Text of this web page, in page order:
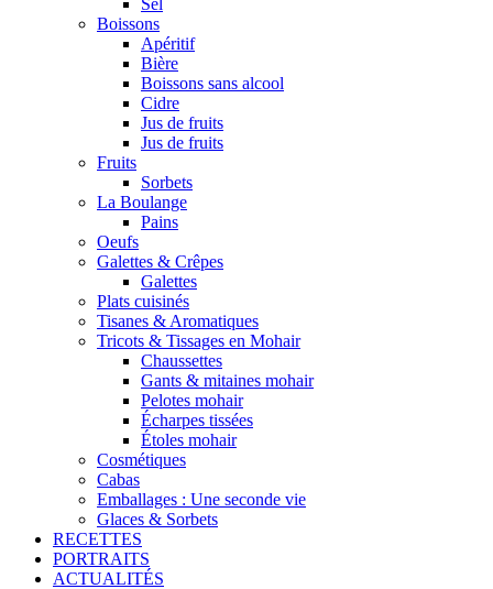
Sel
Boissons
Apéritif
Bière
Boissons sans alcool
Cidre
Jus de fruits
Jus de fruits
Fruits
Sorbets
La Boulange
Pains
Oeufs
Galettes & Crêpes
Galettes
Plats cuisinés
Tisanes & Aromatiques
Tricots & Tissages en Mohair
Chaussettes
Gants & mitaines mohair
Pelotes mohair
Écharpes tissées
Étoles mohair
Cosmétiques
Cabas
Emballages : Une seconde vie
Glaces & Sorbets
RECETTES
PORTRAITS
ACTUALITÉS